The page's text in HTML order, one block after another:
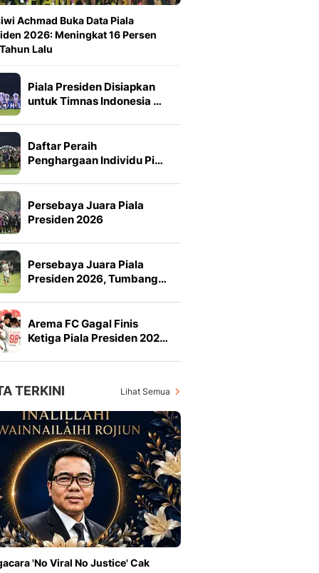
Achmad Buka Data Piala
2026: Meningkat 16 Persen
Lalu
Piala Presiden Disiapkan
untuk Timnas Indonesia …
Daftar Peraih
Penghargaan Individu Pi…
Persebaya Juara Piala
Presiden 2026
Persebaya Juara Piala
Presiden 2026, Tumbang…
Arema FC Gagal Finis
Ketiga Piala Presiden 202…
TERKINI Lihat Semua
'No Viral No Justice' Cak